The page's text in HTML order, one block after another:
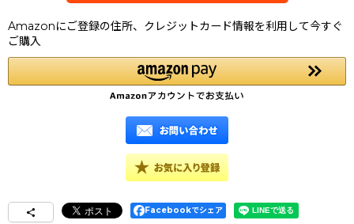
Amazonにご登録の住所、クレジットカード情報を利用して今すぐ
ご購入
Facebookでシェア